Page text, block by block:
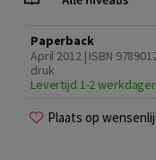
Paperback
April 2012 | ISBN
druk
Levertijd 1-2 werkdagen
Plaats op